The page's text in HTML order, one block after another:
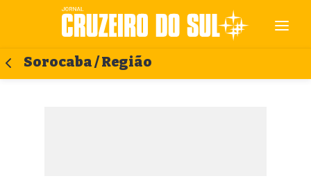
Sorocaba / Região